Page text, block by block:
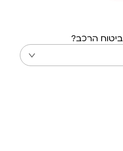
ביטוח הרכב?